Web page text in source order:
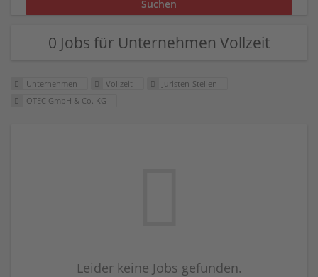
0 Jobs für Unternehmen Vollzeit
Unternehmen Vollzeit
Juristen-Stellen
OTEC GmbH & Co. KG
Leider keine Jobs gefunden.